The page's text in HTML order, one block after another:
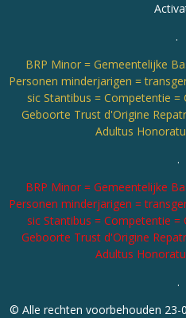
.
BRP Minor = Gemeentelijke
Personen minderjarigen =
sic Stantibus = Competentie =
Geboorte Trust d'Origine
Adultus
.
BRP Minor = Gemeentelijke
Personen minderjarigen =
sic Stantibus = Competentie =
Geboorte Trust d'Origine
Adultus
.
© Alle rechten voorbehouden